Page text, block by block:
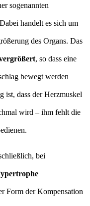
sogenannten
handelt es sich um
des Organs. Das
, so dass eine
bewegt werden
ist, dass der Herzmuskel
wird – ihm fehlt die
bei
Form der Kompensation